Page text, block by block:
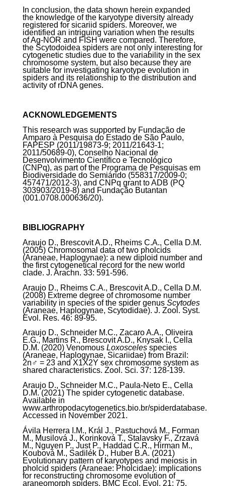
In conclusion, the data shown herein expanded
the knowledge of the karyotype diversity already
registered for sicariid spiders. Moreover, we
identified an intriguing variation when the results
of Ag-NOR and FISH were compared. Therefore,
the Scytodoidea spiders are not only interesting for
cytogenetic studies due to the variability in the sex
chromosome system, but also because they are
suitable for investigating karyotype evolution in
spiders and its relationship to the distribution and
activity of rDNA genes.
ACKNOWLEDGEMENTS
This research was supported by Fundação de
Amparo à Pesquisa do Estado de São Paulo,
FAPESP (2011/19873-9; 2011/21643-1;
2011/50689-0), Conselho Nacional de
Desenvolvimento Científico e Tecnológico
(CNPq), as part of the Programa de Pesquisas em
Biodiversidade do Semiárido (558317/2009-0;
457471/2012-3), and CNPq grant to ADB (PQ
303903/2019-8) and Fundação Butantan
(001.0708.000636/20).
BIBLIOGRAPHY
Araujo D., Brescovit A.D., Rheims C.A., Cella D.M.
(2005) Chromosomal data of two pholcids
(Araneae, Haplogynae): a new diploid number and
the first cytogenetical record for the new world
clade. J. Arachn. 33: 591-596.
Araujo D., Rheims C.A., Brescovit A.D., Cella D.M.
(2008) Extreme degree of chromosome number
variability in species of the spider genus Scytodes
(Araneae, Haplogynae, Scytodidae). J. Zool. Syst.
Evol. Res. 46: 89-95.
Araujo D., Schneider M.C., Zacaro A.A., Oliveira
E.G., Martins R., Brescovit A.D., Knysak I., Cella
D.M. (2020) Venomous Loxosceles species
(Araneae, Haplogynae, Sicariidae) from Brazil:
2n♂ = 23 and X1X2Y sex chromosome system as
shared characteristics. Zool. Sci. 37: 128-139.
Araujo D., Schneider M.C., Paula-Neto E., Cella
D.M. (2021) The spider cytogenetic database.
Available in
www.arthropodacytogenetics.bio.br/spiderdatabase.
Accessed in November 2021.
Ávila Herrera I.M., Král J., Pastuchová M., Forman
M., Musilová J., Korinková T., Stalavsky F., Zrzavá
M., Nguyen P., Just P., Haddad C.R., Hirman M.,
Koubová M., Sadilék D., Huber B.A. (2021)
Evolutionary pattern of karyotypes and meiosis in
pholcid spiders (Araneae: Pholcidae): implications
for reconstructing chromosome evolution of
araneomorph spiders. BMC Ecol. Evol. 21: 75.